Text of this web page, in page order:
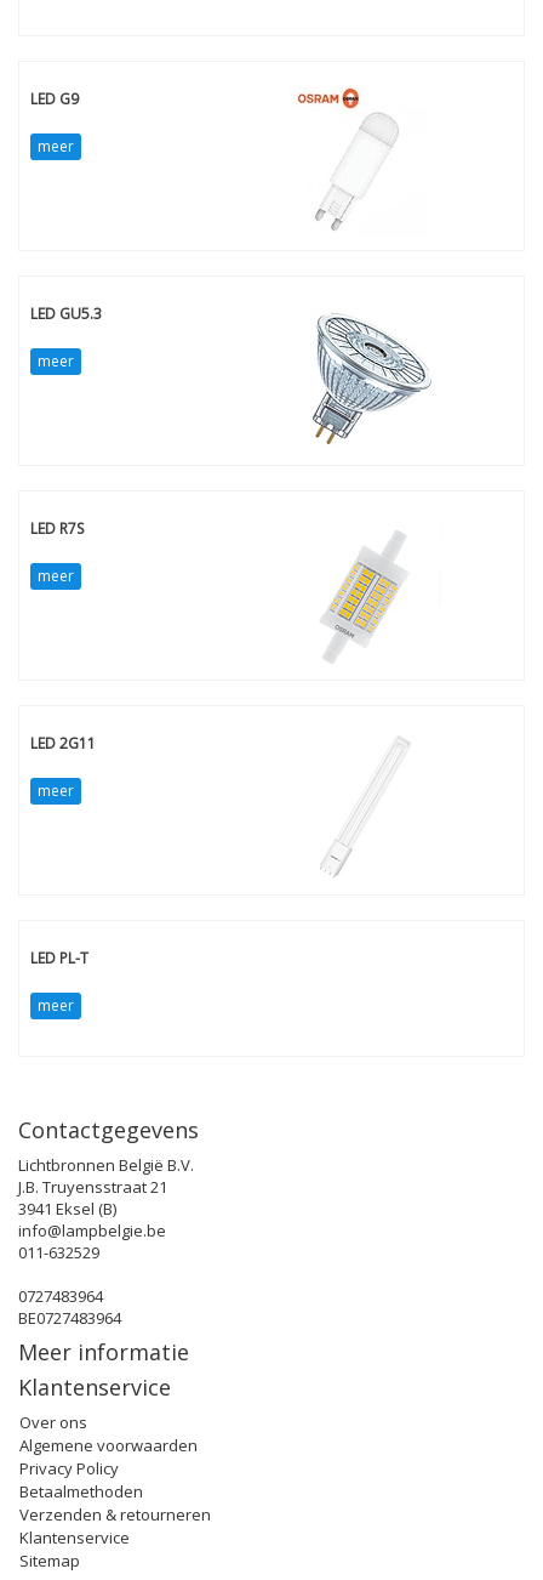
LED G9
meer
LED GU5.3
meer
LED R7S
meer
LED 2G11
meer
LED PL-T
meer
Contactgegevens
Lichtbronnen België B.V.
J.B. Truyensstraat 21
3941 Eksel (B)
info@lampbelgie.be
011-632529
0727483964
BE0727483964
Meer informatie
Klantenservice
Over ons
Algemene voorwaarden
Privacy Policy
Betaalmethoden
Verzenden & retourneren
Klantenservice
Sitemap